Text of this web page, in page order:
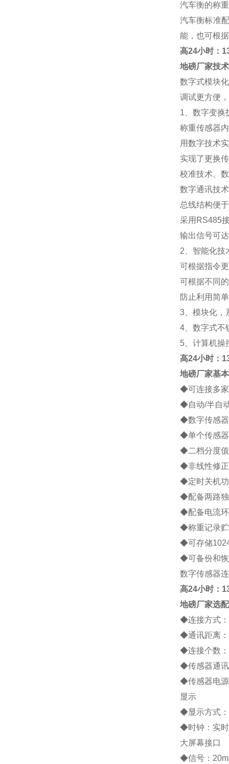
汽车衡的称
汽车衡标准
能，也可根
高24小时：
地磅厂家技
数字式模块
调试更方便
1 、数字变
称重传感器
用数字技术
实现了更换
校准技术、
数字通讯技术
总线结构便
采用 RS485
输出信号可达
2 、智能化技
可根据指令
可根据不同
防止利用简
3、模块化，
4、数字式不
5、计算机操
高24小时：
地磅厂家基
◆可连接多
◆自动/半自
◆数字传感
◆单个传感
◆二档分度
◆非线性修
◆定时关机
◆配备两路
◆配备电流
◆称重记录
◆可存储
◆可备份和
数字传感器
高24小时：
地磅厂家选
◆连接方式：
◆通讯距离
◆连接个数：
◆传感器通
◆传感器电
显示
◆显示方式：
◆时钟：实
大屏幕接口
◆信号：